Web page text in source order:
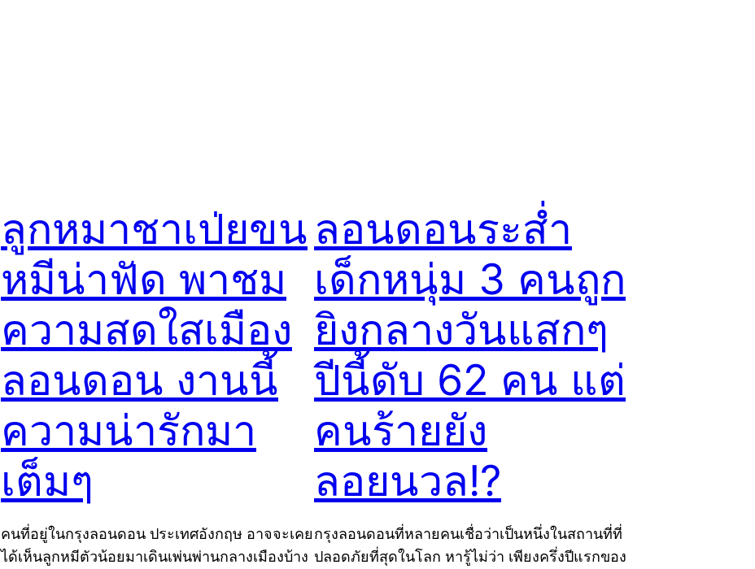
ลูกหมาชาเป่ยขน
หมีน่าฟัด พาชม
ความสดใสเมือง
ลอนดอน งานนี้
ความน่ารักมา
เต็มๆ
คนที่อยู่ในกรุงลอนดอน ประเทศอังกฤษ อาจจะเคย
ได้เห็นลูกหมีตัวน้อยมาเดินเพ่นพ่านกลางเมืองบ้าง
ลอนดอนระส่ำ
เด็กหนุ่ม 3 คนถูก
ยิงกลางวันแสกๆ
ปีนี้ดับ 62 คน แต่
คนร้ายยัง
ลอยนวล!?
กรุงลอนดอนที่หลายคนเชื่อว่าเป็นหนึ่งในสถานที่ที่
ปลอดภัยที่สุดในโลก หารู้ไม่ว่า เพียงครึ่งปีแรกของ